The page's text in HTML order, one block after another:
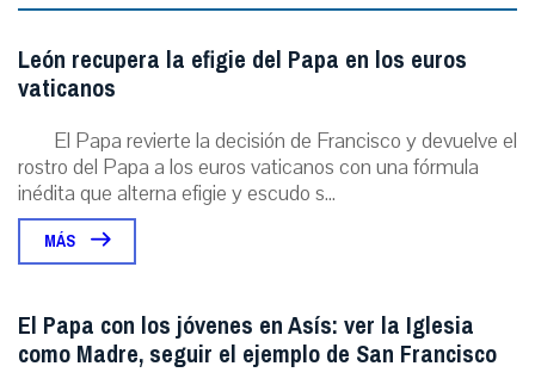
León recupera la efigie del Papa en los euros
vaticanos
El Papa revierte la decisión de Francisco y devuelve el
rostro del Papa a los euros vaticanos con una fórmula
inédita que alterna efigie y escudo s...
MÁS
El Papa con los jóvenes en Asís: ver la Iglesia
como Madre, seguir el ejemplo de San Francisco